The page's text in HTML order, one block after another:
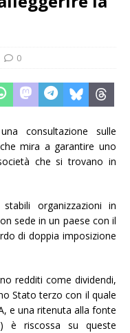
0
consultazione sulle
mira a garantire uno
che si trovano in
organizzazioni in
sede in un paese con il
di doppia imposizione
redditi come dividendi,
Stato terzo con il quale
e una ritenuta alla fonte
è riscossa su queste